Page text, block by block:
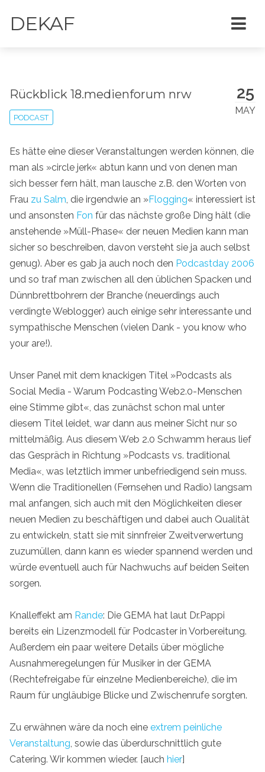
DEKAF
25
MAY
Rückblick 18.medienforum nrw
PODCAST
Es hätte eine dieser Veranstaltungen werden können, die
man als »circle jerk« abtun kann und von denen man
sich besser fern hält, man lausche z.B. den Worten von
Frau zu Salm , die irgendwie an »Flogging« interessiert ist
und ansonsten Fon für das nächste große Ding hält (die
anstehende »Müll-Phase« der neuen Medien kann man
sicher so beschreiben, davon versteht sie ja auch selbst
genug). Aber es gab ja auch noch den Podcastday 2006
und so traf man zwischen all den üblichen Spacken und
Dünnbrettbohrern der Branche (neuerdings auch
verdingte Weblogger) auch einige sehr interessante und
sympathische Menschen (vielen Dank - you know who
your are!).
Unser Panel mit dem knackigen Titel »Podcasts als
Social Media - Warum Podcasting Web2.0-Menschen
eine Stimme gibt«, das zunächst schon mal unter
diesem Titel leidet, war dann aus meiner Sicht nur so
mittelmäßig. Aus diesem Web 2.0 Schwamm heraus lief
das Gespräch in Richtung »Podcasts vs. traditional
Media«, was letztlich immer unbefriedigend sein muss.
Wenn die Traditionellen (Fernsehen und Radio) langsam
mal anfangen, sich auch mit den Möglichkeiten dieser
neuen Medien zu beschäftigen und dabei auch Qualität
zu entwickeln, statt sie mit sinnfreier Zweitverwertung
zuzumüllen, dann kann es wieder spannend werden und
würde eventuell auch für Nachwuchs auf beiden Seiten
sorgen.
Knalleffekt am Rande: Die GEMA hat laut Dr.Pappi
bereits ein Lizenzmodell für Podcaster in Vorbereitung.
Außerdem ein paar weitere Details über mögliche
Ausnahmeregelungen für Musiker in der GEMA
(Rechtefreigabe für einzelne Medienbereiche), die im
Raum für ungläubige Blicke und Zwischenrufe sorgten.
Zu erwähnen wäre da noch eine extrem peinliche
Veranstaltung, sowie das überdurschnittlich gute
Catering. Wir kommen wieder. [auch hier]